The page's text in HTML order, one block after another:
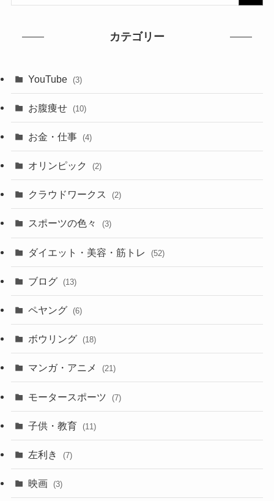
カテゴリー
YouTube (3)
お腹痩せ (10)
お金・仕事 (4)
オリンピック (2)
クラウドワークス (2)
スポーツの色々 (3)
ダイエット・美容・筋トレ (52)
ブログ (13)
ペヤング (6)
ボウリング (18)
マンガ・アニメ (21)
モータースポーツ (7)
子供・教育 (11)
左利き (7)
映画 (3)